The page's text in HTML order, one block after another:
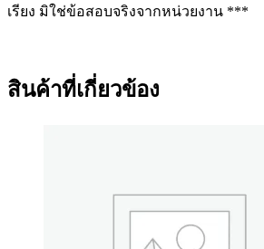
เรียง มิใช่ข้อสอบจริงจากหน่วยงาน ***
สินค้าที่เกี่ยวข้อง